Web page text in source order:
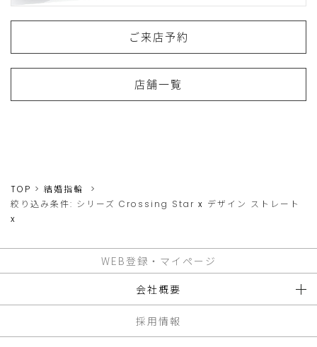
ご来店予約
店舗一覧
TOP
結婚指輪
絞り込み条件: シリーズ Crossing Star x デザイン ストレート
x
WEB登録・マイページ
会社概要
採用情報